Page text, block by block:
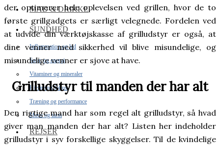
MAD & DRIKKE
SUNDHED
Inflammation og led
Søvn og energi
Vitaminer og mineraler
Hjerne og fokus
Træning og performance
Mave og tarm
REJSER
der optimerer hele oplevelsen ved grillen, hvor de to
første grillgadgets er særligt velegnede. Fordelen ved
at udvide din værktøjskasse af grilludstyr er også, at
dine venner med sikkerhed vil blive misundelige, og
misundelige venner er sjove at have.
Grilludstyr til manden der har alt
Den rigtige mand har som regel alt grilludstyr, så hvad
giver man manden der har alt? Listen her indeholder
grilludstyr i syv forskellige skyggelser. Til de kvindelige